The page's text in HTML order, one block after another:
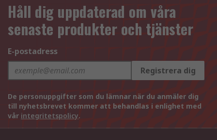
Håll dig uppdaterad om våra
senaste produkter och tjänster
E-postadress
Registrera dig
De personuppgifter som du lämnar när du anmäler dig
till nyhetsbrevet kommer att behandlas i enlighet med
vår integritetspolicy.